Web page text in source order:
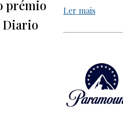
prémio
Diario
Ler mais